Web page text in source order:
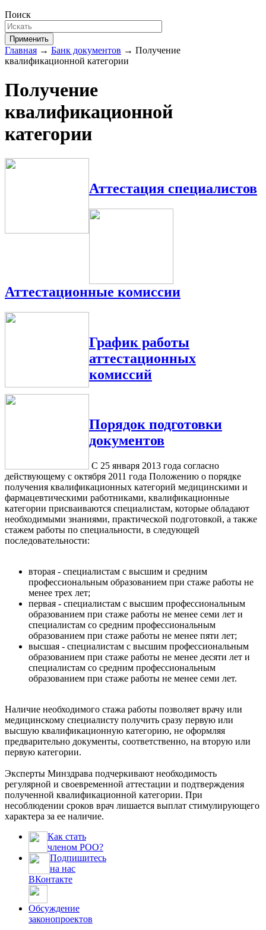
Поиск
Применить
Главная → Банк документов → Получение
квалификационной категории
Получение
квалификационной
категории
Аттестация специалистов
Аттестационные комиссии
График работы
аттестационных
комиссий
Порядок подготовки
документов
С 25 января 2013 года согласно
действующему с октября 2011 года Положению о порядке
получения квалификационных категорий медицинскими и
фармацевтическими работниками, квалификационные
категории присваиваются специалистам, которые обладают
необходимыми знаниями, практической подготовкой, а также
стажем работы по специальности, в следующей
последовательности:
вторая - специалистам с высшим и средним
профессиональным образованием при стаже работы не
менее трех лет;
первая - специалистам с высшим профессиональным
образованием при стаже работы не менее семи лет и
специалистам со средним профессиональным
образованием при стаже работы не менее пяти лет;
высшая - специалистам с высшим профессиональным
образованием при стаже работы не менее десяти лет и
специалистам со средним профессиональным
образованием при стаже работы не менее семи лет.
Наличие необходимого стажа работы позволяет врачу или
медицинскому специалисту получить сразу первую или
высшую квалификационную категорию, не оформляя
предварительно документы, соответственно, на вторую или
первую категории.
Эксперты Минздрава подчеркивают необходимость
регулярной и своевременной аттестации и подтверждения
полученной квалификационной категории. При
несоблюдении сроков врач лишается выплат стимулирующего
характера за ее наличие.
Как стать
членом РОО?
Подпишитесь
на нас
ВКонтакте
Обсуждение
законопроектов